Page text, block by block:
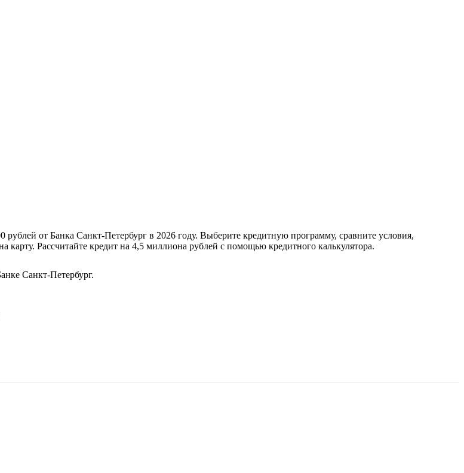
от Банка Санкт-Петербург в 2026 году. Выберите кредитную программу, сравните условия,
Рассчитайте кредит на 4,5 миллиона рублей с помощью кредитного калькулятора.
Санкт-Петербург.